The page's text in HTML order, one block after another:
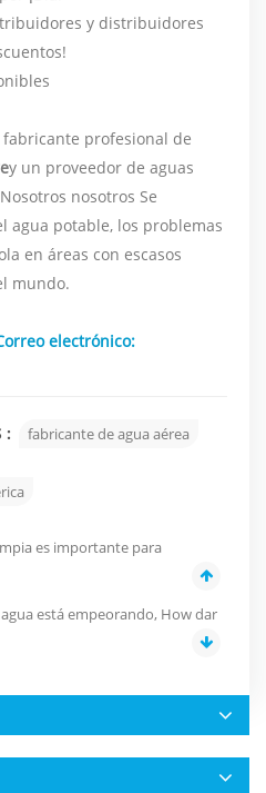
y distribuidores
profesional de
y un proveedor de aguas
nosotros Se
agua potable, los problemas
en áreas con escasos
mundo.
electrónico:
:
fabricante de agua aérea
es importante para
agua está empeorando, How dar